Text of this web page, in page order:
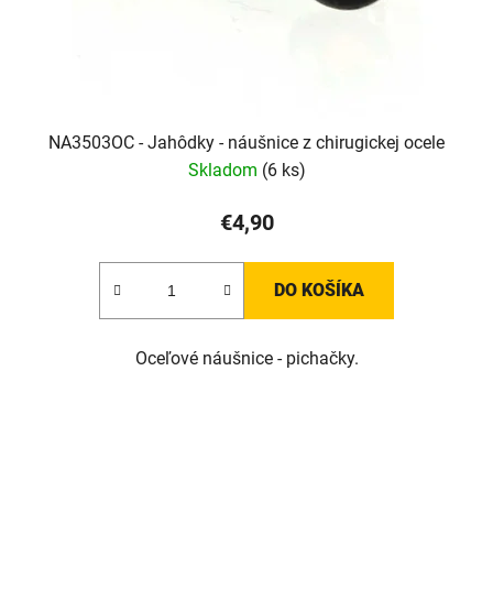
NA3503OC - Jahôdky - náušnice z chirugickej ocele
Skladom (6 ks)
€4,90
DO KOŠÍKA
Oceľové náušnice - pichačky.